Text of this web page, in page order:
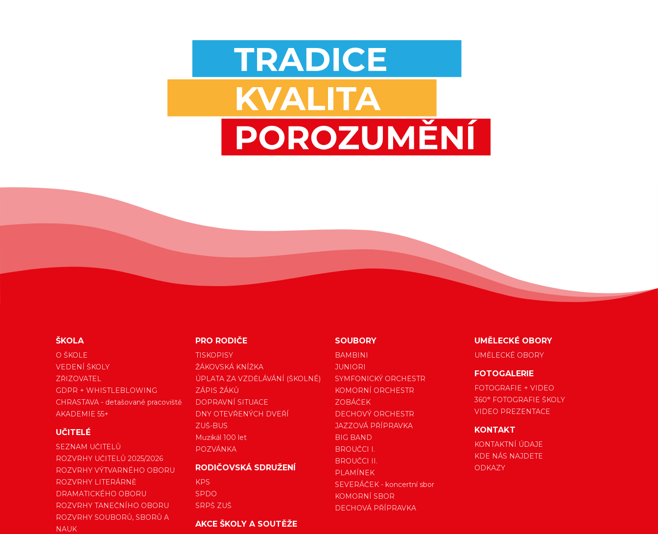
ŠKOLA
O ŠKOLE
VEDENÍ ŠKOLY
ZŘIZOVATEL
GDPR + WHISTLEBLOWING
CHRASTAVA - detašované pracoviště
AKADEMIE 55+
UČITELÉ
SEZNAM UČITELŮ
ROZVRHY UČITELŮ 2025/2026
ROZVRHY VÝTVARNÉHO OBORU
ROZVRHY LITERÁRNĚ
DRAMATICKÉHO OBORU
ROZVRHY TANEČNÍHO OBORU
ROZVRHY SOUBORŮ, SBORŮ A
NAUK
PRO RODIČE
TISKOPISY
ŽÁKOVSKÁ KNÍŽKA
ÚPLATA ZA VZDĚLÁVÁNÍ (ŠKOLNÉ)
ZÁPIS ŽÁKŮ
DOPRAVNÍ SITUACE
DNY OTEVŘENÝCH DVEŘÍ
ZUŠ-BUS
Muzikál 100 let
POZVÁNKA
RODIČOVSKÁ SDRUŽENÍ
KPS
SPDO
SRPŠ ZUŠ
AKCE ŠKOLY A SOUTĚŽE
SOUBORY
BAMBINI
JUNIORI
SYMFONICKÝ ORCHESTR
KOMORNÍ ORCHESTR
ZOBÁČEK
DECHOVÝ ORCHESTR
JAZZOVÁ PŘÍPRAVKA
BIG BAND
BROUČCI I.
BROUČCI II.
PLAMÍNEK
SEVERÁČEK - koncertní sbor
KOMORNÍ SBOR
DECHOVÁ PŘÍPRAVKA
UMĚLECKÉ OBORY
UMĚLECKÉ OBORY
FOTOGALERIE
FOTOGRAFIE + VIDEO
360° FOTOGRAFIE ŠKOLY
VIDEO PREZENTACE
KONTAKT
KONTAKTNÍ ÚDAJE
KDE NÁS NAJDETE
ODKAZY